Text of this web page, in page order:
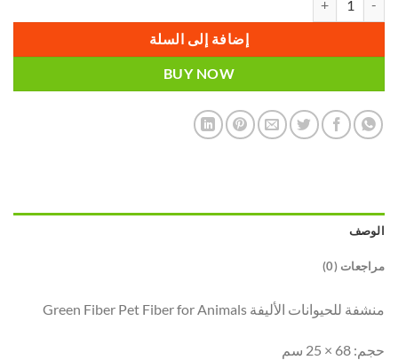
إضافة إلى السلة
BUY NOW
الوصف
مراجعات (0)
منشفة للحيوانات الأليفة Green Fiber Pet Fiber for Animals
حجم: 68 × 25 سم